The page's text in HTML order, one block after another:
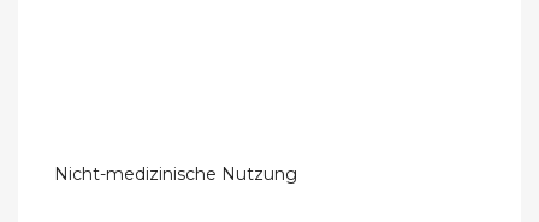
Nicht-medizinische Nutzung